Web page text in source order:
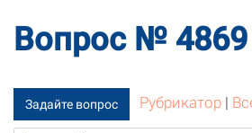
Вопрос № 4869
Задайте вопрос Рубрикатор|